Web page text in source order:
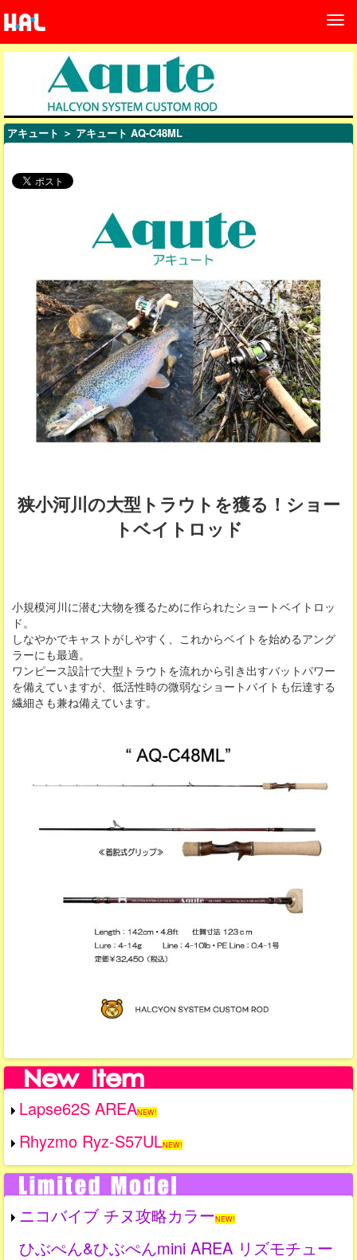
アキュート ＞ アキュート AQ-C48ML
狭小河川の大型トラウトを獲る！ショー
トベイトロッド
小規模河川に潜む大物を獲るために作られたショートベイトロッ
ド。
しなやかでキャストがしやすく、これからベイトを始めるアング
ラーにも最適。
ワンピース設計で大型トラウトを流れから引き出すバットパワー
を備えていますが、低活性時の微弱なショートバイトも伝達する
繊細さも兼ね備えています。
Lapse62S AREANEW!
Rhyzmo Ryz-S57ULNEW!
ニコバイブ チヌ攻略カラーNEW!
ひぶぺん&ひぶぺんmini AREA リズモチュー